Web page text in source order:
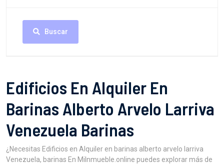
Buscar
Edificios En Alquiler En
Barinas Alberto Arvelo Larriva
Venezuela Barinas
¿Necesitas Edificios en Alquiler en barinas alberto arvelo larriva
Venezuela, barinas En MiInmueble.online puedes explorar más de